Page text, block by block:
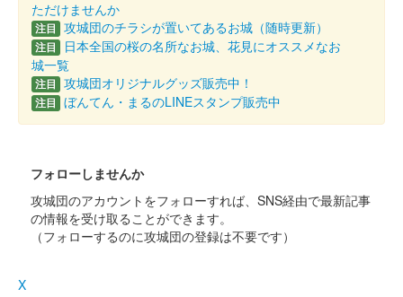
ただけませんか
注目 攻城団のチラシが置いてあるお城（随時更新）
注目
日本全国の桜の名所なお城、花見にオススメなお
城一覧
注目 攻城団オリジナルグッズ販売中！
注目 ぼんてん・まるのLINEスタンプ販売中
フォローしませんか
攻城団のアカウントをフォローすれば、SNS経由で最新記事
の情報を受け取ることができます。
（フォローするのに攻城団の登録は不要です）
X